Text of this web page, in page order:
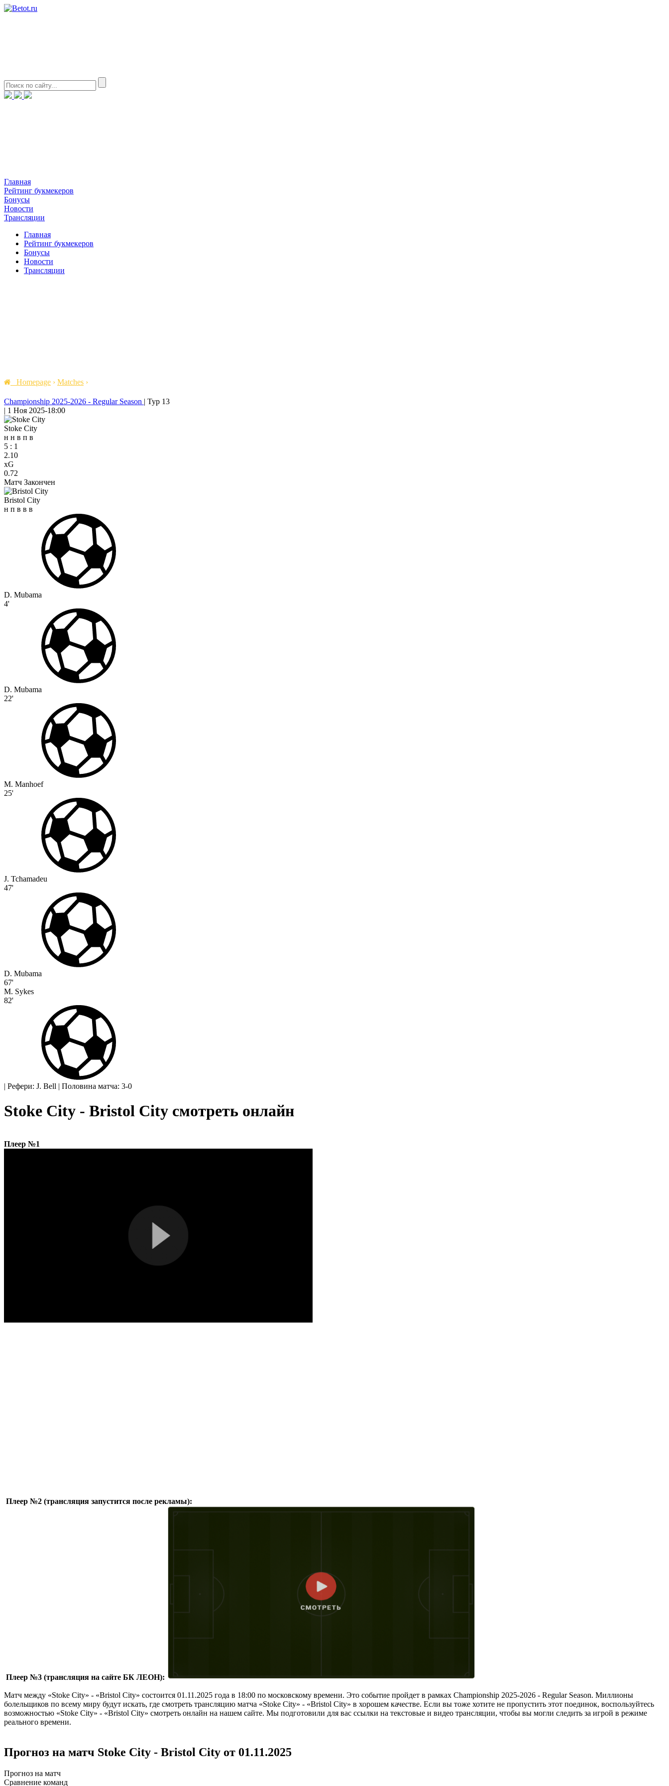
Главная
Рейтинг букмекеров
Бонусы
Новости
Трансляции
Главная
Рейтинг букмекеров
Бонусы
Новости
Трансляции
Homepage › Matches ›
Championship 2025-2026 - Regular Season | Тур 13
| 1 Ноя 2025-18:00
Stoke City
н н в п в
5 : 1
2.10
xG
0.72
Матч Закончен
Bristol City
н п в в в
D. Mubama
4'
D. Mubama
22'
M. Manhoef
25'
J. Tchamadeu
47'
D. Mubama
67'
M. Sykes
82'
| Рефери: J. Bell | Половина матча: 3-0
Stoke City - Bristol City смотреть онлайн
Плеер №1
Плеер №2 (трансляция запустится после рекламы):
Плеер №3 (трансляция на сайте БК ЛЕОН):
Матч между «Stoke City» - «Bristol City» состоится 01.11.2025 года в 18:00 по московскому времени. Это событие пройдет в рамках Championship 2025-2026 - Regular Season. Миллионы
болельщиков по всему миру будут искать, где смотреть трансляцию матча «Stoke City» - «Bristol City» в хорошем качестве. Если вы тоже хотите не пропустить этот поединок, воспользуйтесь
возможностью «Stoke City» - «Bristol City» смотреть онлайн на нашем сайте. Мы подготовили для вас ссылки на текстовые и видео трансляции, чтобы вы могли следить за игрой в режиме
реального времени.
Прогноз на матч Stoke City - Bristol City от 01.11.2025
Прогноз на матч
Сравнение команд